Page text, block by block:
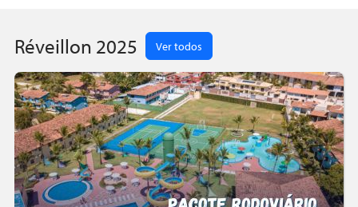
Réveillon 2025 Ver todos